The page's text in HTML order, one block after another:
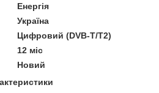
Енергія
Україна
Цифровий (DVB-T/T2)
12 міс
Новий